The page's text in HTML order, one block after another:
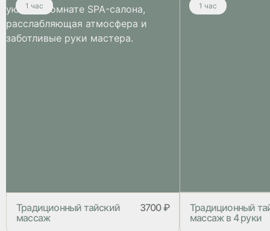
1 час
Традиционный тайский
массаж
3700 ₽
1 час
Традиционный
массаж в 4 руки